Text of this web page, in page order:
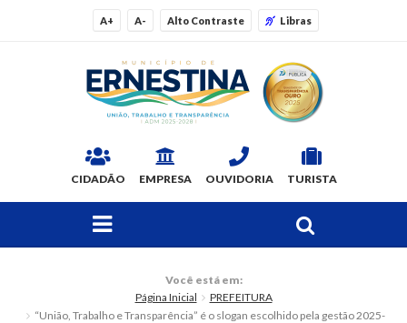
A+ A- Alto Contraste Libras
CIDADÃO EMPRESA OUVIDORIA TURISTA
Dados Gerais
Você está em:
Página Inicial
PREFEITURA
“União, Trabalho e Transparência” é o slogan escolhido pela gestão 2025-